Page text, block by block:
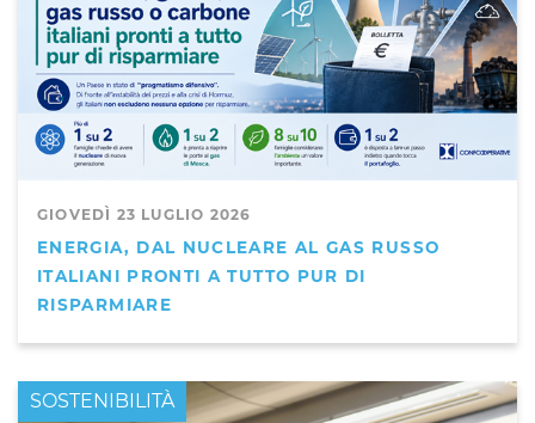
GIOVEDÌ 23 LUGLIO 2026
ENERGIA, DAL NUCLEARE AL GAS RUSSO
ITALIANI PRONTI A TUTTO PUR DI
RISPARMIARE
PRIMO PIANO
SOSTENIBILITÀ